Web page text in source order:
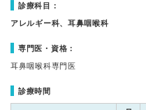
診療科目：
アレルギー科、耳鼻咽喉科
専門医・資格：
耳鼻咽喉科専門医
診療時間